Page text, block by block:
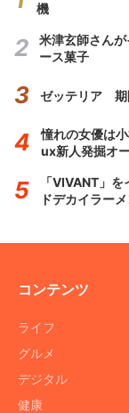
機
米津玄師さん
ース菓子
ゼッテリア 期
憧れの女優は
ux新人発掘オ
「VIVANT」
ドデカイラー
コンテンツ
ライフ
グルメ
デジタル
健康